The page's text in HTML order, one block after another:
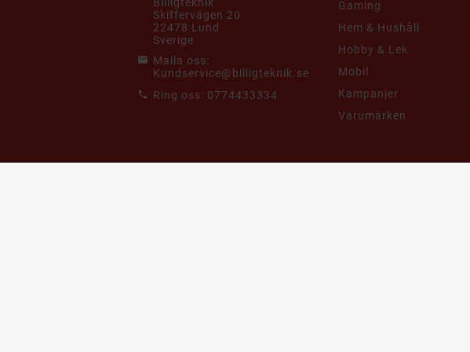
Billigteknik
Skiffervägen 20
22478 Lund
Sverige
Maila oss:
Kundservice@billigteknik.se
Ring oss: 0774433334
Gaming
Hem & Hushåll
Hobby & Lek
Mobil
Kampanjer
Varumärken